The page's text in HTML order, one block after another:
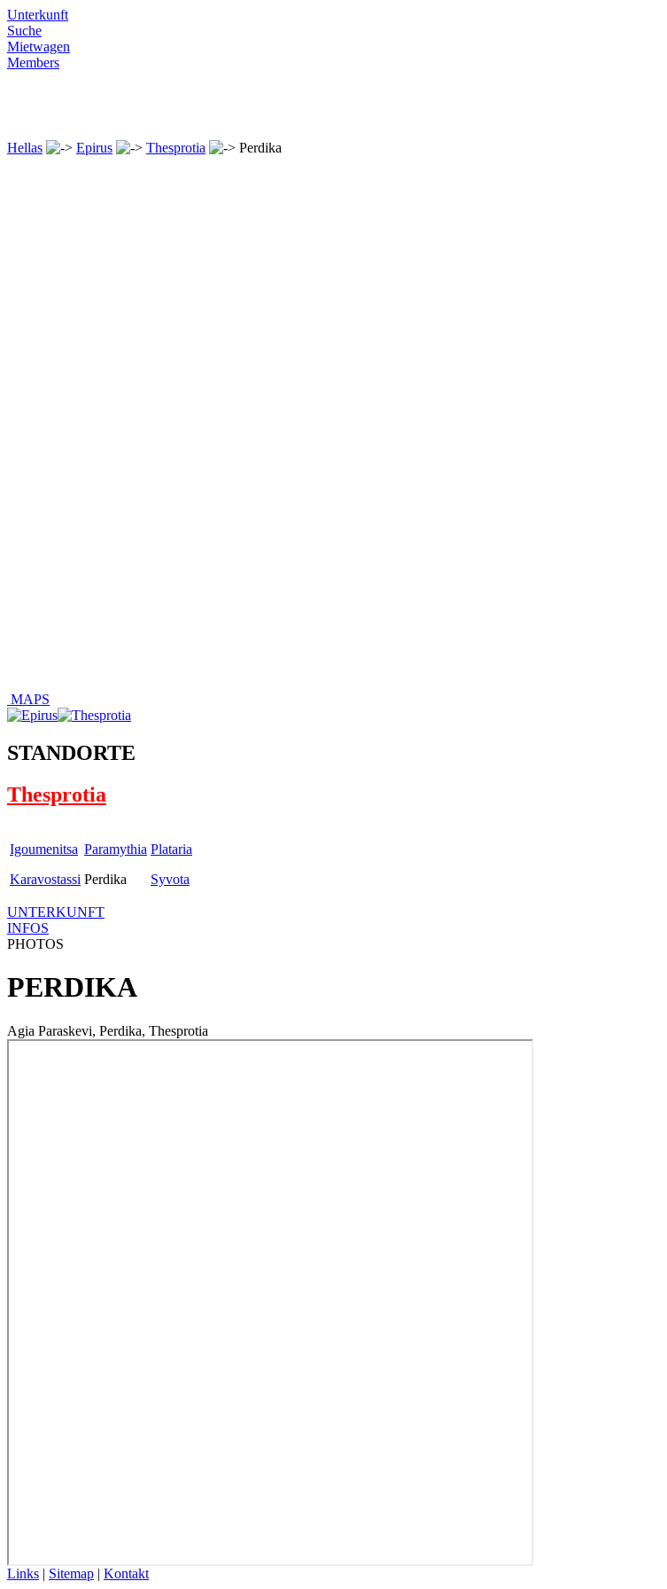
Unterkunft
Suche
Mietwagen
Members
Hellas Epirus Thesprotia Perdika
MAPS
STANDORTE
Thesprotia
Igoumenitsa
Karavostassi
Paramythia
Perdika
Plataria
Syvota
UNTERKUNFT
INFOS
PHOTOS
PERDIKA
Agia Paraskevi, Perdika, Thesprotia
Links | Sitemap | Kontakt